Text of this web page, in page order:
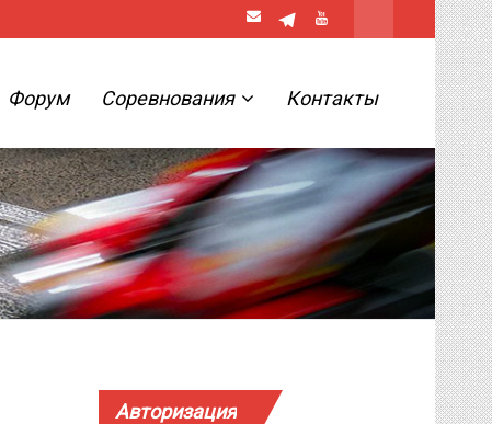
Форум Соревнования Контакты
Авторизация